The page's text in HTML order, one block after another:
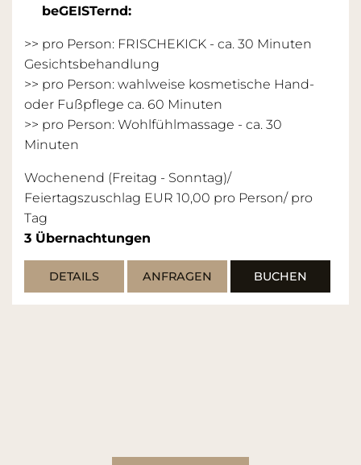
beGEISTernd:
>> pro Person: FRISCHEKICK - ca. 30 Minuten
Gesichtsbehandlung
>> pro Person: wahlweise kosmetische Hand-
oder Fußpflege ca. 60 Minuten
>> pro Person: Wohlfühlmassage - ca. 30
Minuten
Wochenend (Freitag - Sonntag)/
Feiertagszuschlag EUR 10,00 pro Person/ pro
Tag
3 Übernachtungen
DETAILS ANFRAGEN BUCHEN